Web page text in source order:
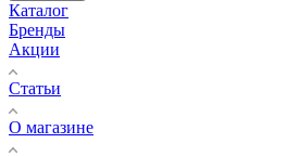
Каталог
Бренды
Акции
Статьи
О магазине